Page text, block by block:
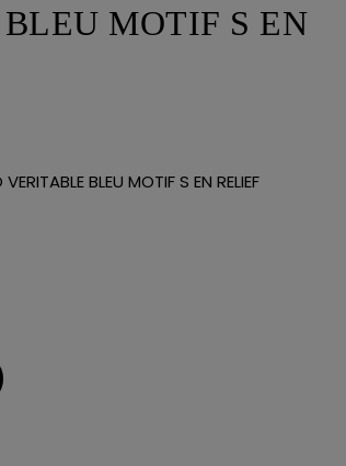
MOTIF S EN
BLEU MOTIF S EN RELIEF